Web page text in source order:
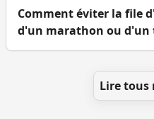
Comment éviter la file
d'un marathon ou d'un
Lire tous